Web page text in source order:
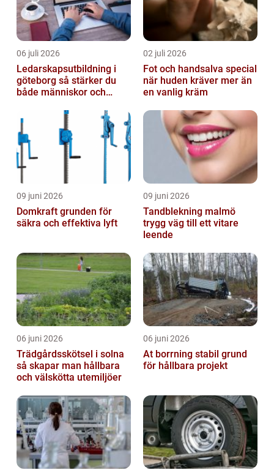
06 juli 2026
Ledarskapsutbildning i
göteborg så stärker du
både människor och
02 juli 2026
Fot och handsalva special
när huden kräver mer än
en vanlig kräm
09 juni 2026
Domkraft grunden för
säkra och effektiva lyft
09 juni 2026
Tandblekning malmö
trygg väg till ett vitare
leende
06 juni 2026
Trädgårdsskötsel i solna
så skapar man hållbara
och välskötta utemiljöer
06 juni 2026
At borrning stabil grund
för hållbara projekt